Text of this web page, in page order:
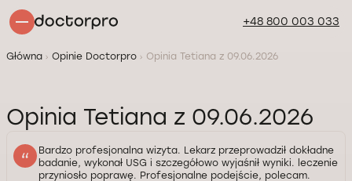
+48 800 003 033
Główna Opinie Doctorpro Opinia Tetiana z 09.06.2026
Opinia Tetiana z 09.06.2026
Bardzo profesjonalna wizyta. Lekarz przeprowadził dokładne
badanie, wykonał USG i szczegółowo wyjaśnił wyniki. leczenie
przyniosło poprawę. Profesjonalne podejście, polecam.